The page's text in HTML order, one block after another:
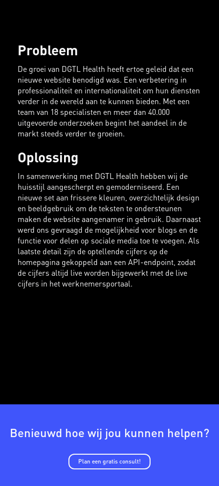
Probleem
De groei van DGTL Health heeft ertoe geleid dat een
nieuwe website benodigd was. Een verbetering in
professionaliteit en internationaliteit om hun diensten
verder in de wereld aan te kunnen bieden. Met een
team van 18 specialisten en meer dan 40.000
uitgevoerde onderzoeken begint het aandeel in de
markt steeds verder te groeien.
Oplossing
In samenwerking met DGTL Health hebben wij de
huisstijl aangescherpt en gemoderniseerd. Een
nieuwe set aan frissere kleuren, overzichtelijk design
en beeldgebruik om de teksten te ondersteunen
maken de website aangenamer in gebruik. Daarnaast
werd ons gevraagd de mogelijkheid voor blogs en de
functie voor delen op sociale media toe te voegen. Als
laatste detail zijn de optellende cijfers op de
homepagina gekoppeld aan een API-endpoint, zodat
de cijfers altijd live worden bijgewerkt met de live
cijfers in het werknemersportaal.
Benieuwd hoe wij jou kunnen helpen?
Plan een gratis consult!